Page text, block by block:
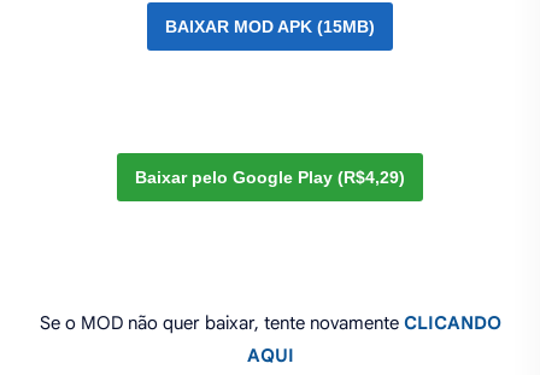
BAIXAR MOD APK (15MB)
Baixar pelo Google Play (R$4,29)
Se o MOD não quer baixar, tente novamente CLICANDO
AQUI